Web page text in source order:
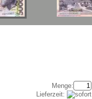
Menge:
Lieferzeit: